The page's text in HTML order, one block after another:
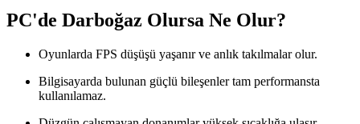
PC'de Darboğaz Olursa Ne Olur?
Oyunlarda FPS düşüşü yaşanır ve anlık takılmalar olur.
Bilgisayarda bulunan güçlü bileşenler tam performansta
kullanılamaz.